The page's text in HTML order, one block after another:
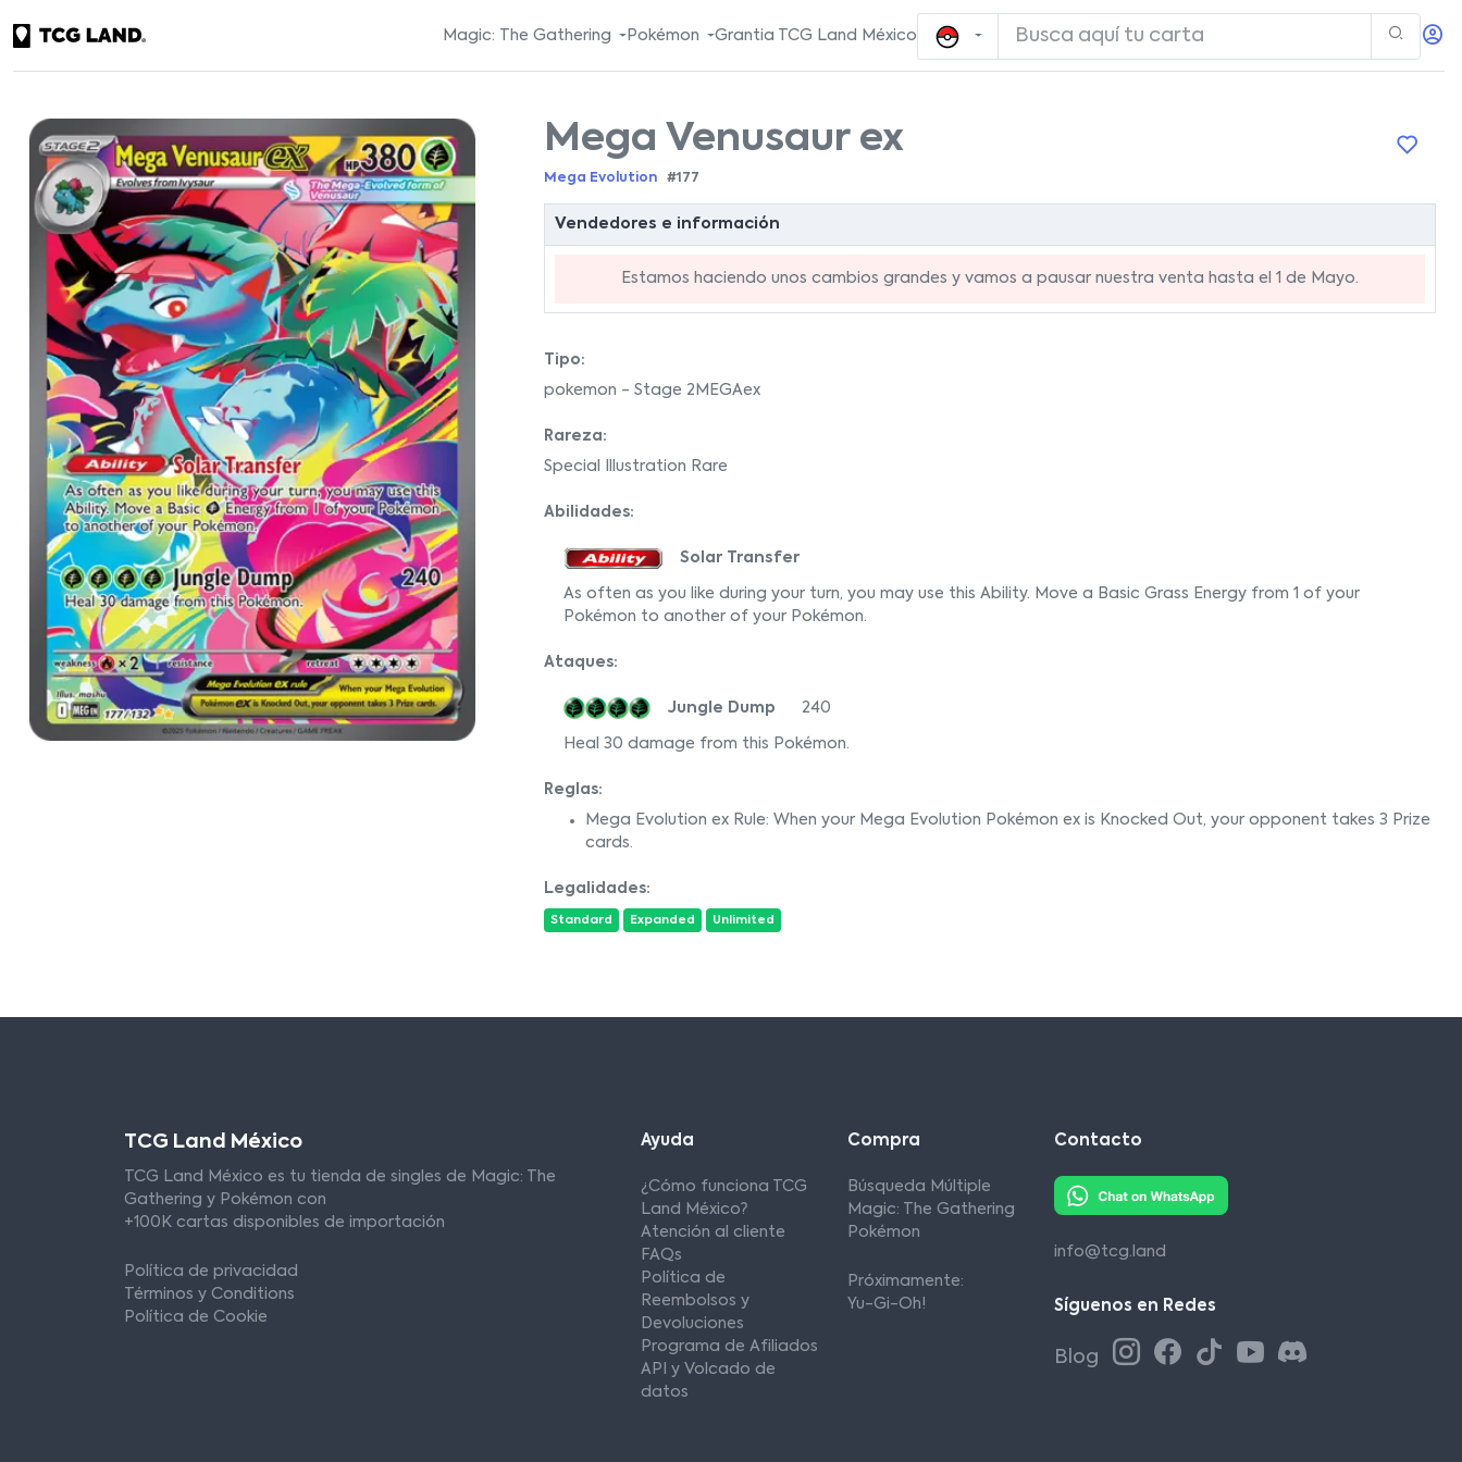
Magic: The Gathering Pokémon Grantia TCG Land México
Mega Venusaur ex
Mega Evolution #177
Vendedores e información
Estamos haciendo unos cambios grandes y vamos a pausar nuestra venta hasta el 1 de Mayo.
Tipo:
pokemon - Stage 2MEGAex
Rareza:
Special Illustration Rare
Abilidades:
Solar Transfer
As often as you like during your turn, you may use this Ability. Move a Basic Grass Energy from 1 of your
Pokémon to another of your Pokémon.
Ataques:
Jungle Dump 240
Heal 30 damage from this Pokémon.
Reglas:
Mega Evolution ex Rule: When your Mega Evolution Pokémon ex is Knocked Out, your opponent takes 3 Prize
cards.
Legalidades:
Standard Expanded Unlimited
TCG Land México
TCG Land México es tu tienda de singles de Magic: The
Gathering y Pokémon con
+100K cartas disponibles de importación
Política de privacidad
Términos y Conditions
Política de Cookie
Ayuda
¿Cómo funciona TCG
Land México?
Atención al cliente
FAQs
Política de
Reembolsos y
Devoluciones
Programa de Afiliados
API y Volcado de
datos
Compra
Búsqueda Múltiple
Magic: The Gathering
Pokémon
Próximamente:
Yu-Gi-Oh!
Contacto
info@tcg.land
Síguenos en Redes
Blog